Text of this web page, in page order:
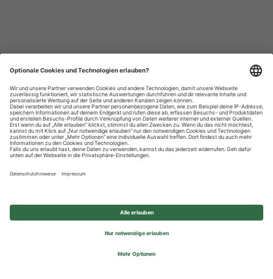
Datenschutzhinweise
Impressum
Privatsphäre-Einstellungen
© 2026 REWE Group - All rights reserved